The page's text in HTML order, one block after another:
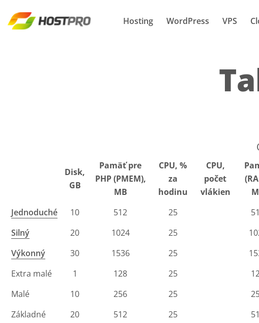
Hosting WordPress VPS
Disk,
GB
Pamäť pre
PHP (PMEM),
MB
CPU, %
za
hodinu
CPU,
počet
vlákien
Jednoduché 10 512 25
Silný
20 1024 25
Výkonný
30 1536 25
Extra malé
1 128 25
Malé
10 256 25
Základné
20 512 25